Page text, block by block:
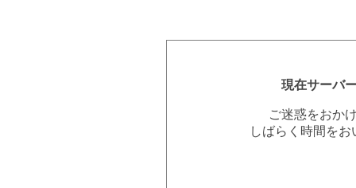
現在サーバ
ご迷惑をおか
しばらく時間を